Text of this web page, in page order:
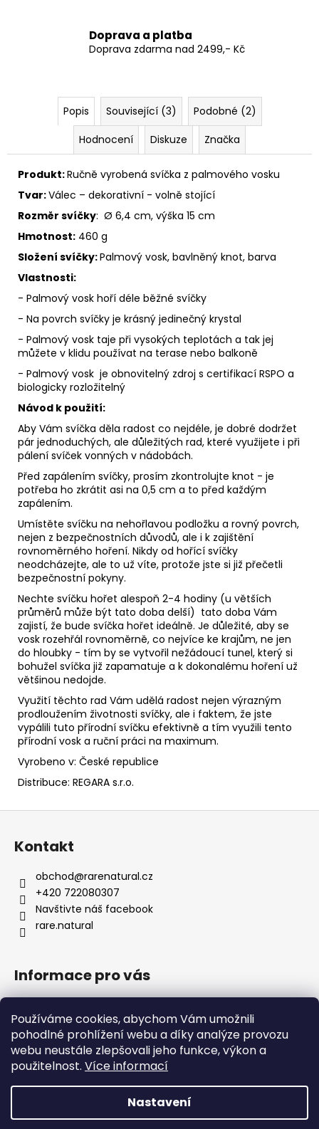
Používáme cookies, abychom Vám umožnili
pohodlné prohlížení webu a díky analýze provozu
webu neustále zlepšovali jeho funkce, výkon a
použitelnost. Více informací
Nastavení
Doprava a platba
Doprava zdarma nad 2499,- Kč
Popis Související (3)
Podobné (2)
Hodnocení
Diskuze Značka
Produkt:Ručně vyrobená svíčka z palmového vosku
Tvar:Válec – dekorativní - volně stojící
Rozměr svíčky: Ø 6,4 cm, výška 15 cm
Hmotnost: 460 g
Složení svíčky:Palmový vosk, bavlněný knot, barva
Vlastnosti:
- Palmový vosk hoří déle běžné svíčky
- Na povrch svíčky je krásný jedinečný krystal
- Palmový vosk taje při vysokých teplotách a tak jej
můžete v klidu používat na terase nebo balkoně
- Palmový vosk je obnovitelný zdroj s certifikací RSPO a
biologicky rozložitelný
Návod k použití:
Aby Vám svíčka děla radost co nejdéle, je dobré dodržet
pár jednoduchých, ale důležitých rad, které využijete i při
pálení svíček vonných v nádobách.
Před zapálením svíčky, prosím zkontrolujte knot - je
potřeba ho zkrátit asi na 0,5 cm a to před každým
zapálením.
Umístěte svíčku na nehořlavou podložku a rovný povrch,
nejen z bezpečnostních důvodů, ale i k zajištění
rovnoměrného hoření. Nikdy od hořící svíčky
neodcházejte, ale to už víte, protože jste si již přečetli
bezpečnostní pokyny.
Nechte svíčku hořet alespoň 2-4 hodiny (u větších
průměrů může být tato doba delší) tato doba Vám
zajistí, že bude svíčka hořet ideálně. Je důležité, aby se
vosk rozehřál rovnoměrně, co nejvíce ke krajům, ne jen
do hloubky - tím by se vytvořil nežádoucí tunel, který si
bohužel svíčka již zapamatuje a k dokonalému hoření už
většinou nedojde.
Využití těchto rad Vám udělá radost nejen výrazným
prodloužením životnosti svíčky, ale i faktem, že jste
vypálili tuto přírodní svíčku efektivně a tím využili tento
přírodní vosk a ruční práci na maximum.
Vyrobeno v: České republice
Distribuce: REGARA s.r.o.
Z
Kontakt
obchod@rarenatural.cz
+420 722080307
Navštivte náš facebook
rare.natural
Informace pro vás
Podmínky ochrany osobních údajů
Formulář pro odstoupení od smlouvy
Kontakty